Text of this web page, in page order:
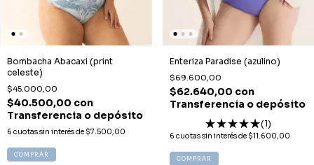
Bombacha Abacaxi (print
celeste)
$45.000,00
$40.500,00 con
Transferencia o depósito
6 cuotas sin interés de $7.500,00
COMPRAR
Enteriza Paradise (azulino)
$69.600,00
$62.640,00 con
Transferencia o depósito
(1)
6 cuotas sin interés de $11.600,00
COMPRAR